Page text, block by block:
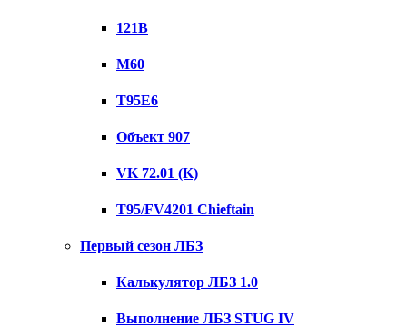
121B
M60
T95E6
Объект 907
VK 72.01 (K)
T95/FV4201 Chieftain
Первый сезон ЛБЗ
Калькулятор ЛБЗ 1.0
Выполнение ЛБЗ STUG IV